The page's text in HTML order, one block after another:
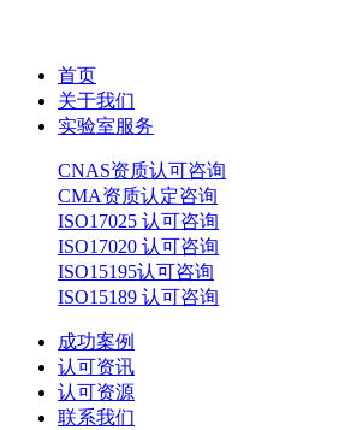
首页
关于我们
实验室服务
CNAS资质认可咨询
CMA资质认定咨询
ISO17025 认可咨询
ISO17020 认可咨询
ISO15195认可咨询
ISO15189 认可咨询
成功案例
认可资讯
认可资源
联系我们